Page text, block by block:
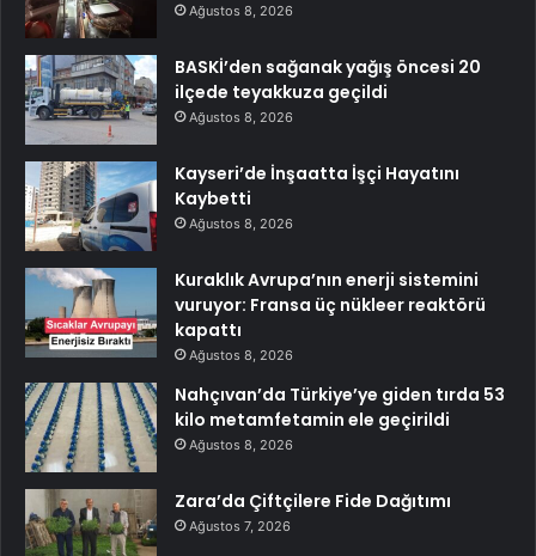
Ağustos 8, 2026
BASKİ’den sağanak yağış öncesi 20
ilçede teyakkuza geçildi
Ağustos 8, 2026
Kayseri’de İnşaatta İşçi Hayatını
Kaybetti
Ağustos 8, 2026
Kuraklık Avrupa’nın enerji sistemini
vuruyor: Fransa üç nükleer reaktörü
kapattı
Ağustos 8, 2026
Nahçıvan’da Türkiye’ye giden tırda 53
kilo metamfetamin ele geçirildi
Ağustos 8, 2026
Zara’da Çiftçilere Fide Dağıtımı
Ağustos 7, 2026